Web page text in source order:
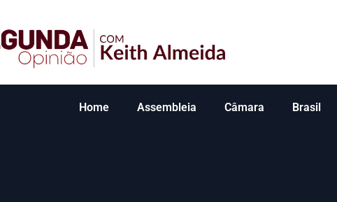
Home Assembleia Câmara Brasil